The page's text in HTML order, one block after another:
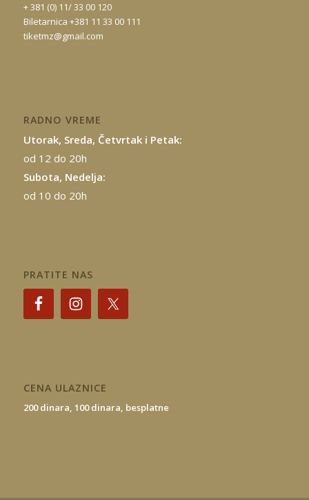
+ 381 (0) 11/ 33 00 120
Biletarnica +381 11 33 00 111
tiketmz@gmail.com
RADNO VREME
Utorak, Sreda, Četvrtak i Petak:
od 12 do 20h
Subota, Nedelja:
od 10 do 20h
PRATITE NAS
CENA ULAZNICE
200 dinara, 100 dinara, besplatne